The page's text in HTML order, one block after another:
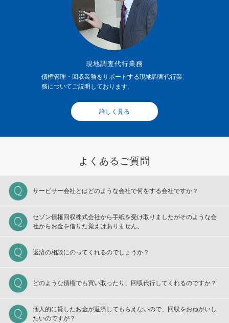
現地調査代行業務
債権管理・回収業務をサポートする現地調査代行業
務についてご説明しております。
詳しく見る
よくあるご質問
サービサー会社とはどのような会社で何をする会社ですか？
セゾン債権回収株式会社から手紙を受け取りましたがそのような会
社からお金を借りた覚えはありません。
返済の相談にのってくれるのでしょうか？
どのような債権でも買い取ったり、回収代行してくれるのですか？
個人的に貸したお金が返済してもらえないので、回収をおねがいし
たいのですが？